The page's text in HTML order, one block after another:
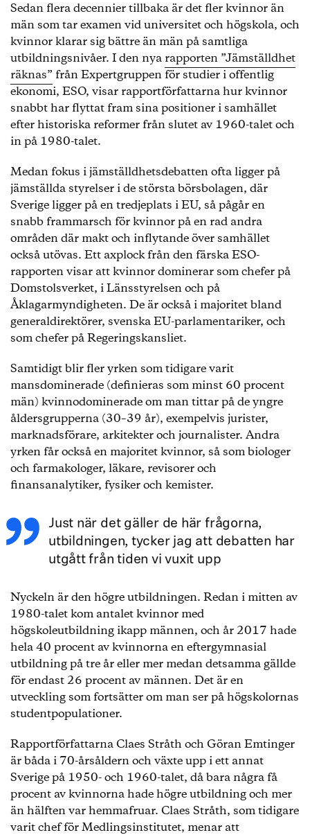
Sedan flera decennier tillbaka är det fler kvinnor än
män som tar examen vid universitet och högskola, och
kvinnor klarar sig bättre än män på samtliga
utbildningsnivåer. I den nya rapporten ”Jämställdhet
räknas” från Expertgruppen för studier i offentlig
ekonomi, ESO, visar rapportförfattarna hur kvinnor
snabbt har flyttat fram sina positioner i samhället
efter historiska reformer från slutet av 1960-talet och
in på 1980-talet.
Medan fokus i jämställdhetsdebatten ofta ligger på
jämställda styrelser i de största börsbolagen, där
Sverige ligger på en tredjeplats i EU, så pågår en
snabb frammarsch för kvinnor på en rad andra
områden där makt och inflytande över samhället
också utövas. Ett axplock från den färska ESO-
rapporten visar att kvinnor dominerar som chefer på
Domstolsverket, i Länsstyrelsen och på
Åklagarmyndigheten. De är också i majoritet bland
generaldirektörer, svenska EU-parlamentariker, och
som chefer på Regeringskansliet.
Samtidigt blir fler yrken som tidigare varit
mansdominerade (definieras som minst 60 procent
män) kvinnodominerade om man tittar på de yngre
åldersgrupperna (30–39 år), exempelvis jurister,
marknadsförare, arkitekter och journalister. Andra
yrken får också en majoritet kvinnor, så som biologer
och farmakologer, läkare, revisorer och
finansanalytiker, fysiker och kemister.
Just när det gäller de här frågorna,
utbildningen, tycker jag att debatten har
utgått från tiden vi vuxit upp
Nyckeln är den högre utbildningen. Redan i mitten av
1980-talet kom antalet kvinnor med
högskoleutbildning ikapp männen, och år 2017 hade
hela 40 procent av kvinnorna en eftergymnasial
utbildning på tre år eller mer medan detsamma gällde
för endast 26 procent av männen. Det är en
utveckling som fortsätter om man ser på högskolornas
studentpopulationer.
Rapportförfattarna Claes Stråth och Göran Emtinger
är båda i 70-årsåldern och växte upp i ett annat
Sverige på 1950- och 1960-talet, då bara några få
procent av kvinnorna hade högre utbildning och mer
än hälften var hemmafruar. Claes Stråth, som tidigare
varit chef för Medlingsinstitutet, menar att